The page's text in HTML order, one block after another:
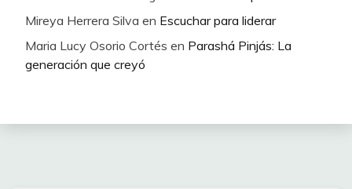
Mireya Herrera Silva en Escuchar para liderar
Maria Lucy Osorio Cortés en Parashá Pinjás: La
generación que creyó